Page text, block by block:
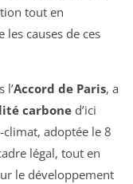
tout en
les causes de ces
l’Accord de Paris, a
carbone d’ici
adoptée le 8
légal, tout en
le développement